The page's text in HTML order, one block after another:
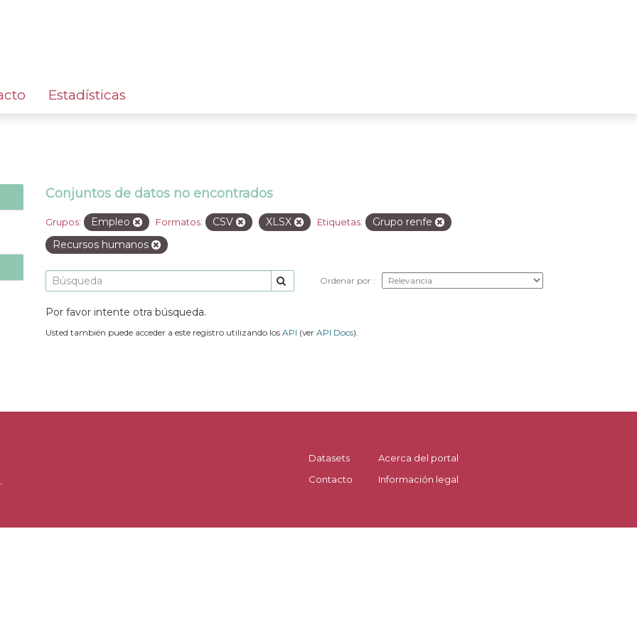
Estadísticas
Conjuntos de datos no encontrados
Grupos: Empleo Formatos: CSV XLSX Etiquetas:
Grupo renfe
Recursos humanos
Ordenar por
Por favor intente otra búsqueda.
Usted también puede acceder a este registro utilizando los API (ver API Docs).
Datasets
Contacto
Acerca del portal
Información legal